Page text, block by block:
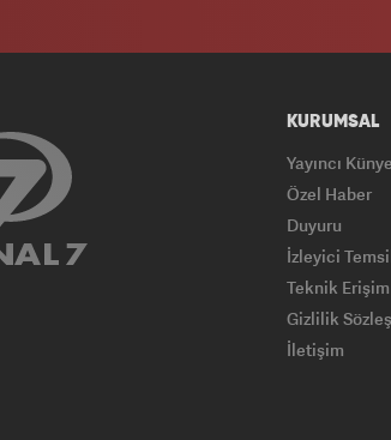
KURUMSAL
Yayıncı
Özel Haber
Duyuru
İzleyici
Teknik Erişim
Gizlilik
İletişim